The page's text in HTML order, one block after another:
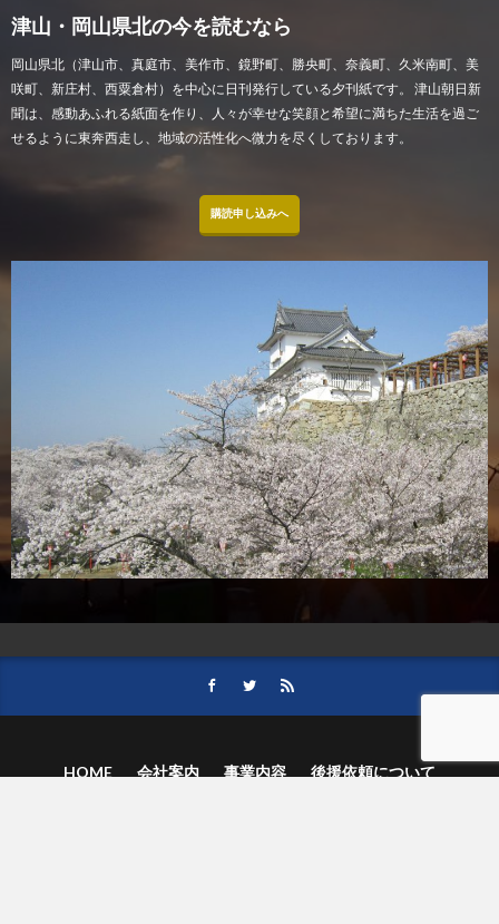
津山・岡山県北の今を読むなら
岡山県北（津山市、真庭市、美作市、鏡野町、勝央町、奈義町、久米南町、美
咲町、新庄村、西粟倉村）を中心に日刊発行している夕刊紙です。 津山朝日新
聞は、感動あふれる紙面を作り、人々が幸せな笑顔と希望に満ちた生活を過ご
せるように東奔西走し、地域の活性化へ微力を尽くしております。
購読申し込みへ
HOME 会社案内 事業内容
後援依頼について